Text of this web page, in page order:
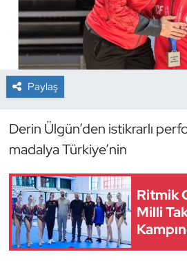
Paylaş
Derin Ülgün’den istikrarlı
madalya Türkiye’nin
Ritmik
Milli
Cimnastik
Curling
Dağcılık
Dans Sporları
E-Spor
Eskrim